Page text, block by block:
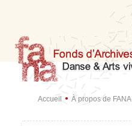
Accueil • À propos de FANA